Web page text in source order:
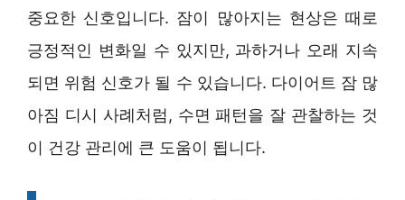
중요한 신호입니다. 잠이 많아지는 현상은 때로
긍정적인 변화일 수 있지만, 과하거나 오래 지속
되면 위험 신호가 될 수 있습니다. 다이어트 잠 많
아짐 디시 사례처럼, 수면 패턴을 잘 관찰하는 것
이 건강 관리에 큰 도움이 됩니다.